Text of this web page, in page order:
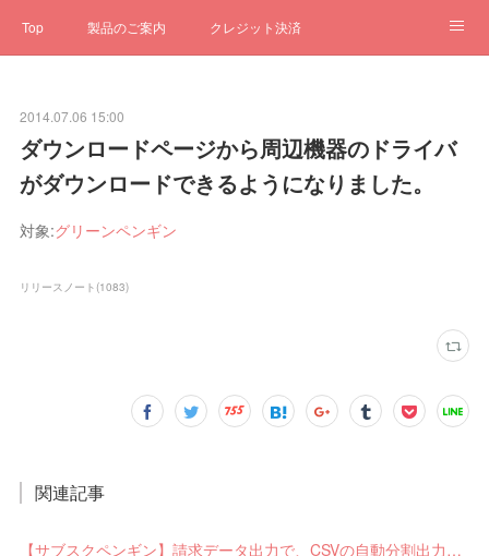
Top 製品のご案内 クレジット決済
2014.07.06 15:00
ダウンロードページから周辺機器のドライバ
がダウンロードできるようになりました。
対象:グリーンペンギン
リリースノート (1083)
関連記事
【サブスクペンギン】請求データ出力で、CSVの自動分割出力と出力ステータスの確認ができるようになりました。